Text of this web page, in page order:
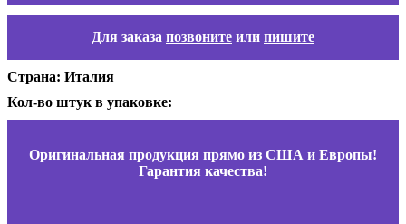
Для заказа позвоните или пишите
Страна: Италия
Кол-во штук в упаковке:
Оригинальная продукция прямо из США и Европы!
Гарантия качества!